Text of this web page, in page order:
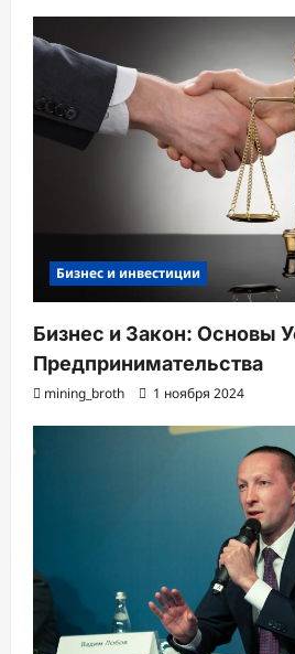
Бизнес и инвестиции
Бизнес и Закон: Основы
Предпринимательства
mining_broth 1 ноября 2024